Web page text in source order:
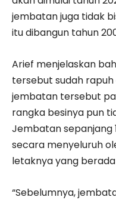
jembatan juga tidak
itu dibangun tahun
Arief menjelaskan
tersebut sudah rapuh
jembatan tersebut
rangka besinya pun
Jembatan sepanjang
secara menyeluruh
letaknya yang
“Sebelumnya,